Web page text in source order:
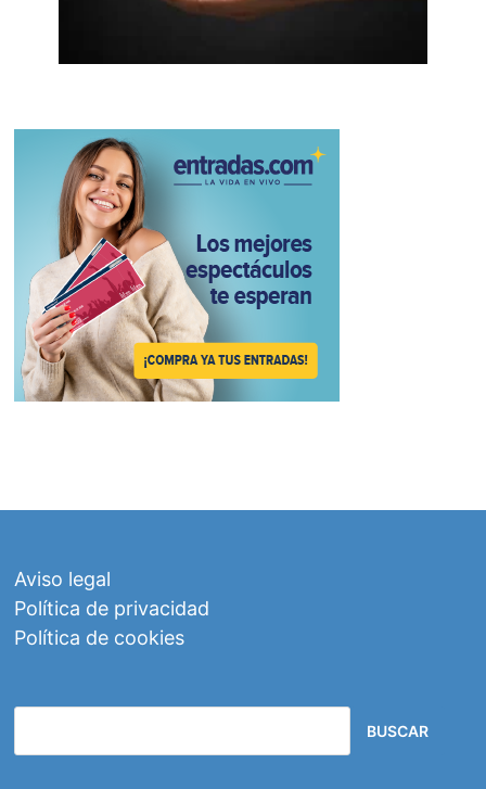
Aviso legal
Política de privacidad
Política de cookies
BUSCAR